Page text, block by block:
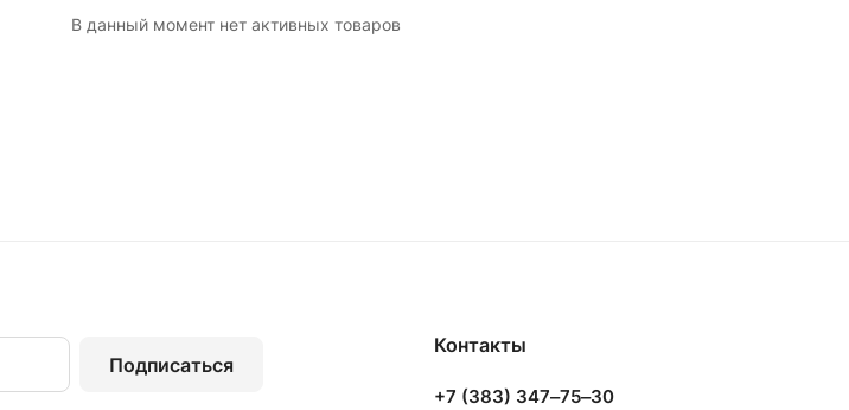
В данный момент нет активных товаров
Подписаться
Контакты
+7 (383) 347‒75‒30